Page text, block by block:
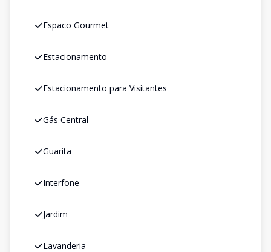
Espaco Gourmet
Estacionamento
Estacionamento para Visitantes
Gás Central
Guarita
Interfone
Jardim
Lavanderia